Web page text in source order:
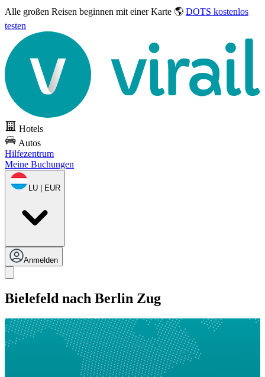
Alle großen Reisen beginnen mit einer Karte 🌎 DOTS kostenlos
testen
Hotels
Autos
Hilfezentrum
Meine Buchungen
LU | EUR
Anmelden
Bielefeld nach Berlin Zug